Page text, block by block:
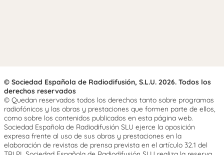
© Sociedad Española de Radiodifusión, S.L.U. 2026. Todos los
derechos reservados
© Quedan reservados todos los derechos tanto sobre programas
radiofónicos y las obras y prestaciones que formen parte de ellos,
como sobre los contenidos publicados en esta página web.
Sociedad Española de Radiodifusión SLU ejerce la oposición
expresa frente al uso de sus obras y prestaciones en la
elaboración de revistas de prensa prevista en el artículo 32.1 del